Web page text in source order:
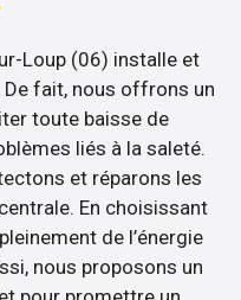
Loup (06) installe et
De fait, nous offrons un
toute baisse de
liés à la saleté.
et réparons les
En choisissant
de l’énergie
nous proposons un